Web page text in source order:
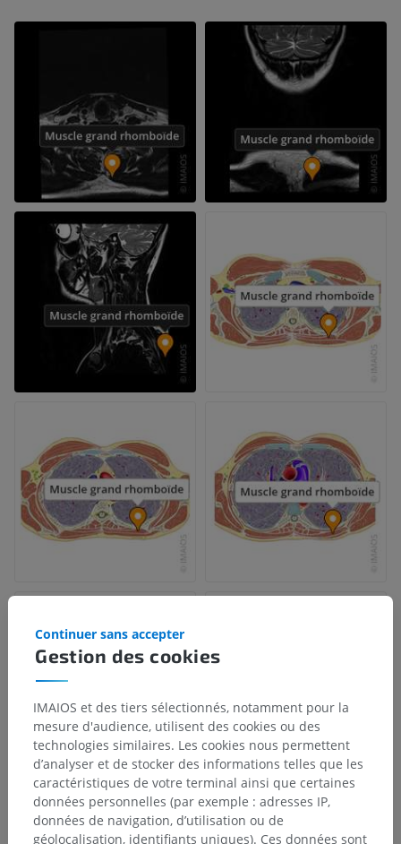
Gestion des cookies
Continuer sans accepter
IMAIOS et des tiers sélectionnés, notamment pour la
mesure d'audience, utilisent des cookies ou des
technologies similaires. Les cookies nous permettent
d’analyser et de stocker des informations telles que les
caractéristiques de votre terminal ainsi que certaines
données personnelles (par exemple : adresses IP,
données de navigation, d’utilisation ou de
géolocalisation, identifiants uniques). Ces données sont